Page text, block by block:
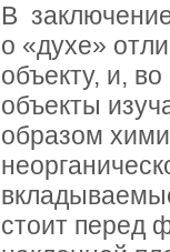
В
о «духе»
объекту, и,
объекты
образом
стоит перед